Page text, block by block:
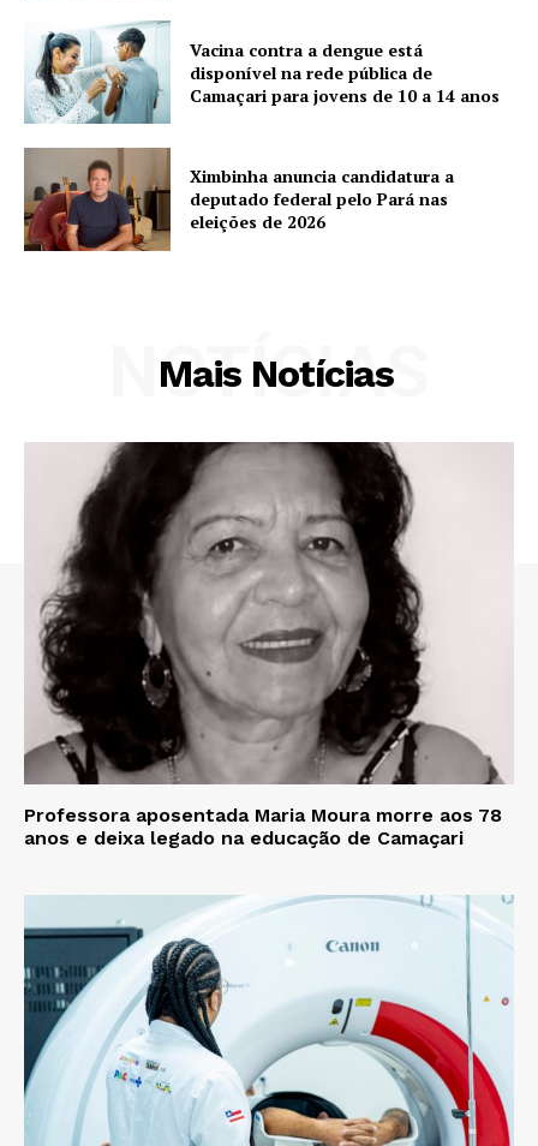
Vacina contra a dengue está
disponível na rede pública de
Camaçari para jovens de 10 a 14 anos
Ximbinha anuncia candidatura a
deputado federal pelo Pará nas
eleições de 2026
Mais Notícias
NOTÍCIAS
Professora aposentada Maria Moura morre aos 78
anos e deixa legado na educação de Camaçari